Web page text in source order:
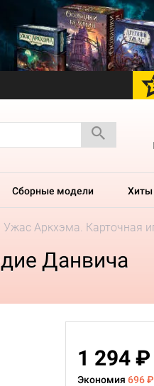
Сборные модели Хиты
Ужас Аркхэма. Карточная
Данвича
1 294 ₽
Экономия 696 ₽